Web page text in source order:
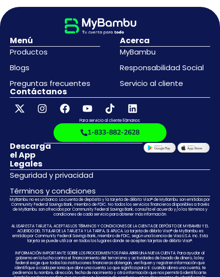
Menú
Productos
Blogs
Preguntas frecuentes
Acerca
MyBambu
Responsabilidad Social
Servicio al cliente
Legales
Seguridad y privacidad
Términos y condiciones
Contáctanos
Para servicio al cliente llámanos:
1-833-882-2628
Descarga
el App
MyBambu no es un banco. La cuenta de depósito y la tarjeta de débito Visa® de MyBambu son emitidas por
Community Federal Savings Bank, miembro de FDIC. No todos los servicios financieros disponibles a través
de MyBambu son ofrecidos por Community Federal Savings Bank; consulta el acuerdo y/o los términos y
condiciones de cada servicio para obtener más información.
AL USAR ESTA TARJETA, ACEPTAS LOS TÉRMINOS Y CONDICIONES DE LA CUENTA DE DEPÓSITO DE MYBAMBU Y EL
ACUERDO DEL TITULAR DE LA TARJETA Y LA TARIFA, SI APLICA. La tarjeta de débito Visa® de MyBambu es
emitida por Community Federal Savings Bank, miembro de FDIC, según una licencia de Visa U.S.A. Inc. Esta
tarjeta se puede utilizar en todos los lugares donde se acepten tarjetas de débito Visa®.
INFORMACIÓN IMPORTANTE SOBRE LOS PROCEDIMIENTOS PARA ABRIR UNA NUEVA CUENTA: Para ayudar al
gobierno en la lucha contra el financiamiento del terrorismo y actividades de lavado de dinero, la ley
federal exige que todas las instituciones financieras obtengan, verifiquen y registren información que
identifique a cada persona que abre una cuenta. Lo que significa para ti: cuando abres una cuenta, te
pediremos tu nombre, dirección, fecha de nacimiento y otra información que nos permitirá identificarte.